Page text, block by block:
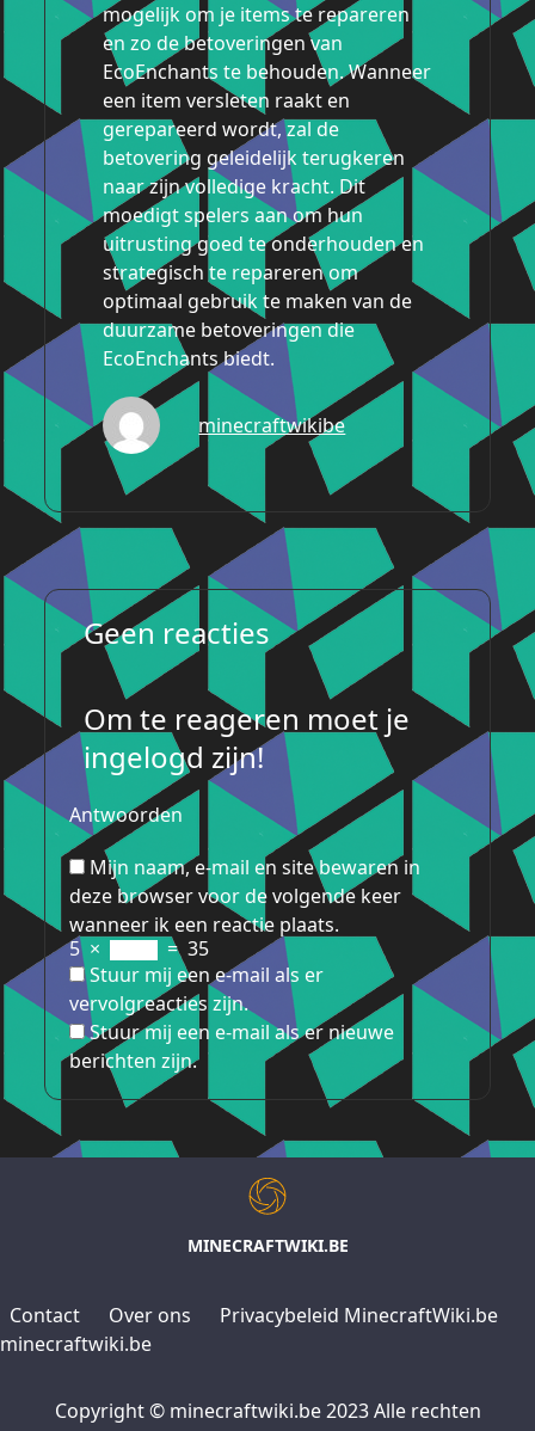
mogelijk om je items te repareren
en zo de betoveringen van
EcoEnchants te behouden. Wanneer
een item versleten raakt en
gerepareerd wordt, zal de
betovering geleidelijk terugkeren
naar zijn volledige kracht. Dit
moedigt spelers aan om hun
uitrusting goed te onderhouden en
strategisch te repareren om
optimaal gebruik te maken van de
duurzame betoveringen die
EcoEnchants biedt.
minecraftwikibe
Geen reacties
Om te reageren moet je
ingelogd zijn!
Antwoorden
Mijn naam, e-mail en site bewaren in
deze browser voor de volgende keer
wanneer ik een reactie plaats.
5 × = 35
Stuur mij een e-mail als er
vervolgreacties zijn.
Stuur mij een e-mail als er nieuwe
berichten zijn.
MINECRAFTWIKI.BE
Contact Over ons
Privacybeleid MinecraftWiki.be
minecraftwiki.be
Copyright © minecraftwiki.be 2023 Alle rechten